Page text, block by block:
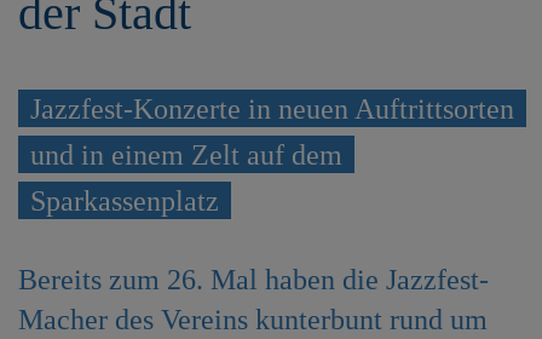
g
der Stadt
Jazzfest-Konzerte in neuen Auftrittsorten
und in einem Zelt auf dem
Sparkassenplatz
Bereits zum 26. Mal haben die Jazzfest-
Macher des Vereins kunterbunt rund um